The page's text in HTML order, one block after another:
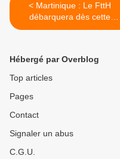
< Martinique : Le FttH
débarquera dès cette
année !
Hébergé par Overblog
Top articles
Pages
Contact
Signaler un abus
C.G.U.